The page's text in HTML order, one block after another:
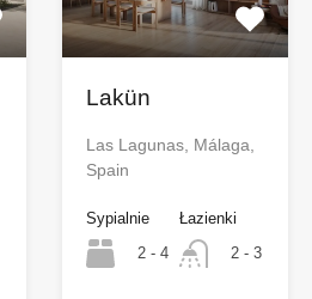
Lakün
Las Lagunas, Málaga,
Spain
Sypialnie
2 - 4
Łazienki
2 - 3